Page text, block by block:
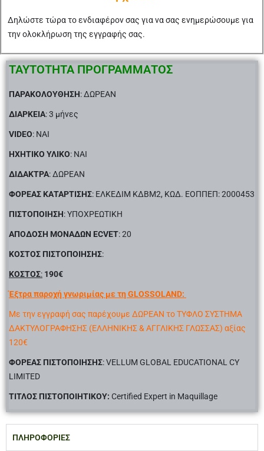
Δηλώστε τώρα το ενδιαφέρον σας για να σας ενημερώσουμε για
την ολοκλήρωση της εγγραφής σας.
ΤΑΥΤΟΤΗΤΑ ΠΡΟΓΡΑΜΜΑΤΟΣ
ΠΑΡΑΚΟΛΟΥΘΗΣΗ: ΔΩΡΕΑΝ
ΔΙΑΡΚΕΙΑ: 3 μήνες
VIDEO: ΝΑΙ
ΗΧΗΤΙΚΟ ΥΛΙΚΟ: NAI
ΔΙΔΑΚΤΡΑ: ΔΩΡΕΑΝ
ΦΟΡΕΑΣ ΚΑΤΑΡΤΙΣΗΣ: ΕΛΚΕΔΙΜ ΚΔΒΜ2, ΚΩΔ. ΕΟΠΠΕΠ: 2000453
ΠΙΣΤΟΠΟΙΗΣΗ: ΥΠΟΧΡΕΩΤΙΚΗ
ΑΠΟΔΟΣΗ ΜΟΝΑΔΩΝ ECVET: 20
ΚΟΣΤΟΣ ΠΙΣΤΟΠΟΙΗΣΗΣ:
ΚΟΣΤΟΣ: 190€
Έξτρα παροχή γνωριμίας με τη GLOSSOLAND:
Με την εγγραφή σας παρέχουμε ΔΩΡΕΑΝ το ΤΥΦΛΟ ΣΥΣΤΗΜΑ
ΔΑΚΤΥΛΟΓΡΑΦΗΣΗΣ (ΕΛΛΗΝΙΚΗΣ & ΑΓΓΛΙΚΗΣ ΓΛΩΣΣΑΣ) αξίας
120€
ΦΟΡΕΑΣ ΠΙΣΤΟΠΟΙΗΣΗΣ:VELLUM GLOBAL EDUCATIONAL CY
LIMITED
ΤΙΤΛΟΣ ΠΙΣΤΟΠΟΙΗΤΙΚΟΥ: Certified Expert in Maquillage
ΠΛΗΡΟΦΟΡΙΕΣ